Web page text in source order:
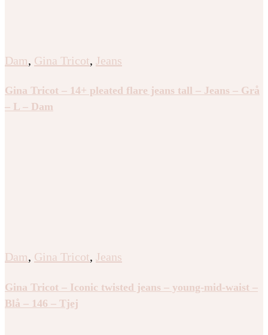
Dam, Gina Tricot, Jeans
Gina Tricot – 14+ pleated flare jeans tall – Jeans – Grå
– L – Dam
Dam, Gina Tricot, Jeans
Gina Tricot – Iconic twisted jeans – young-mid-waist –
Blå – 146 – Tjej